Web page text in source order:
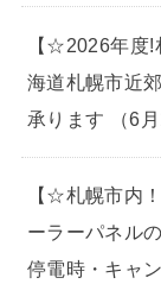
【☆2026年度
海道札幌市近
承ります （6
【☆札幌市内
ーラーパネル
停電時・キャ